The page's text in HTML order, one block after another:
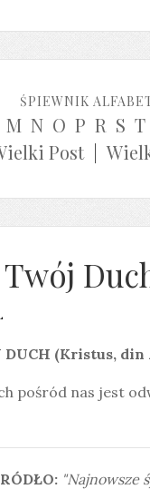
ŚPIEWNIK
M N O P R S T
Post|
DUCH (Kristus, din
pośród nas jest
"Najnowsze